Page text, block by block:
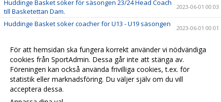
Huddinge Basket söker för säsongen 23/24 Head Coach
till Basketettan Dam.
2023-06-01 00:03
Huddinge Basket söker coacher för U13 - U19 säsongen
2023-06-01 00:01
Summercamp BIG BOUNCE 2023 2023-02-27
Föreläsning & Årsmöte 13/3 kl 18.00 i Stuvstahallen
Välkommen till Huddinge Basket! 2022-06-29 08:17
För att hemsidan ska fungera korrekt använder vi nödvändiga
cookies från SportAdmin. Dessa går inte att stänga av.
Föreningen kan också använda frivilliga cookies, t.ex. för
statistik eller marknadsföring. Du väljer själv om du vill
acceptera dessa.